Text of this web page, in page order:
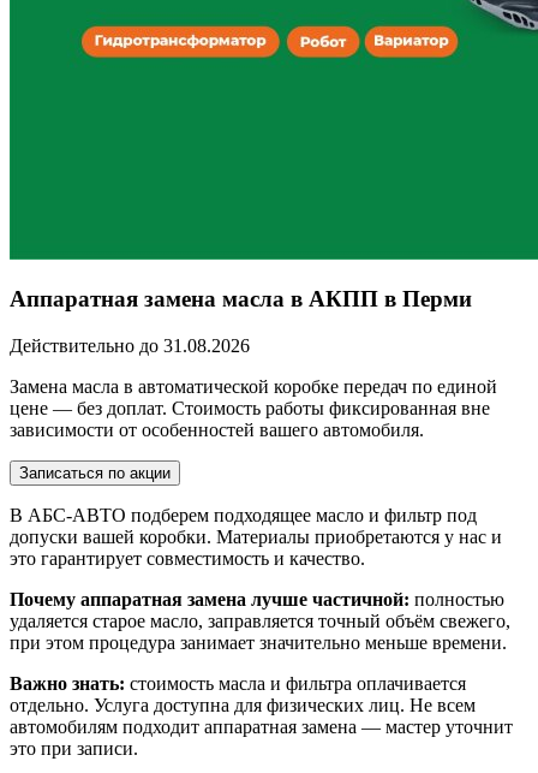
Аппаратная замена масла в АКПП в Перми
Действительно до 31.08.2026
Замена масла в автоматической коробке передач по единой
цене — без доплат. Стоимость работы фиксированная вне
зависимости от особенностей вашего автомобиля.
Записаться по акции
В АБС-АВТО подберем подходящее масло и фильтр под
допуски вашей коробки. Материалы приобретаются у нас и
это гарантирует совместимость и качество.
Почему аппаратная замена лучше частичной: полностью
удаляется старое масло, заправляется точный объём свежего,
при этом процедура занимает значительно меньше времени.
Важно знать: стоимость масла и фильтра оплачивается
отдельно. Услуга доступна для физических лиц. Не всем
автомобилям подходит аппаратная замена — мастер уточнит
это при записи.